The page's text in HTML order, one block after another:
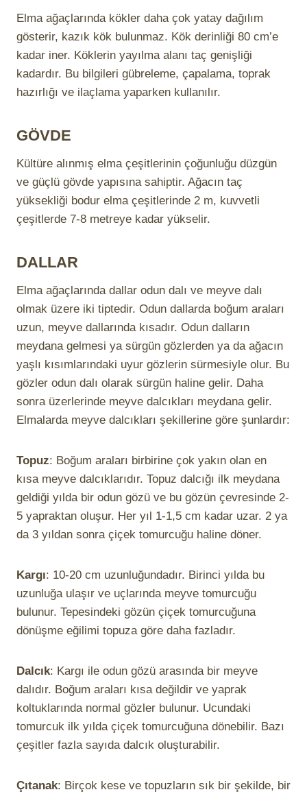
Elma ağaçlarında kökler daha çok yatay dağılım
gösterir, kazık kök bulunmaz. Kök derinliği 80 cm’e
kadar iner. Köklerin yayılma alanı taç genişliği
kadardır. Bu bilgileri gübreleme, çapalama, toprak
hazırlığı ve ilaçlama yaparken kullanılır.
GÖVDE
Kültüre alınmış elma çeşitlerinin çoğunluğu düzgün
ve güçlü gövde yapısına sahiptir. Ağacın taç
yüksekliği bodur elma çeşitlerinde 2 m, kuvvetli
çeşitlerde 7-8 metreye kadar yükselir.
DALLAR
Elma ağaçlarında dallar odun dalı ve meyve dalı
olmak üzere iki tiptedir. Odun dallarda boğum araları
uzun, meyve dallarında kısadır. Odun dalların
meydana gelmesi ya sürgün gözlerden ya da ağacın
yaşlı kısımlarındaki uyur gözlerin sürmesiyle olur. Bu
gözler odun dalı olarak sürgün haline gelir. Daha
sonra üzerlerinde meyve dalcıkları meydana gelir.
Elmalarda meyve dalcıkları şekillerine göre şunlardır:
Topuz: Boğum araları birbirine çok yakın olan en
kısa meyve dalcıklarıdır. Topuz dalcığı ilk meydana
geldiği yılda bir odun gözü ve bu gözün çevresinde 2-
5 yapraktan oluşur. Her yıl 1-1,5 cm kadar uzar. 2 ya
da 3 yıldan sonra çiçek tomurcuğu haline döner.
Kargı: 10-20 cm uzunluğundadır. Birinci yılda bu
uzunluğa ulaşır ve uçlarında meyve tomurcuğu
bulunur. Tepesindeki gözün çiçek tomurcuğuna
dönüşme eğilimi topuza göre daha fazladır.
Dalcık: Kargı ile odun gözü arasında bir meyve
dalıdır. Boğum araları kısa değildir ve yaprak
koltuklarında normal gözler bulunur. Ucundaki
tomurcuk ilk yılda çiçek tomurcuğuna dönebilir. Bazı
çeşitler fazla sayıda dalcık oluşturabilir.
Çıtanak: Birçok kese ve topuzların sık bir şekilde, bir